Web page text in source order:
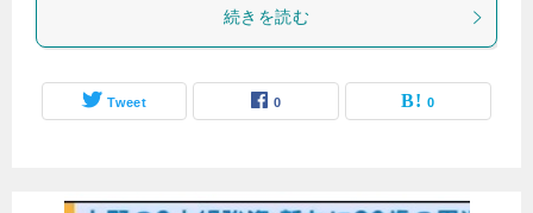
続きを読む
Tweet 0 0